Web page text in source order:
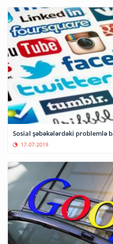
Sosial şəbəkələrdəki problemlə
17-07-2019